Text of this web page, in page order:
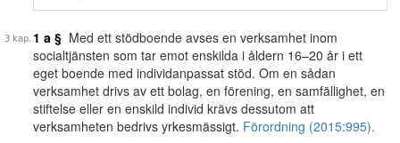
1 a § Med ett stödboende avses en verksamhet inom
socialtjänsten som tar emot enskilda i åldern 16–20 år i ett
eget boende med individanpassat stöd. Om en sådan
verksamhet drivs av ett bolag, en förening, en samfällighet, en
stiftelse eller en enskild individ krävs dessutom att
verksamheten bedrivs yrkesmässigt. Förordning (2015:995).